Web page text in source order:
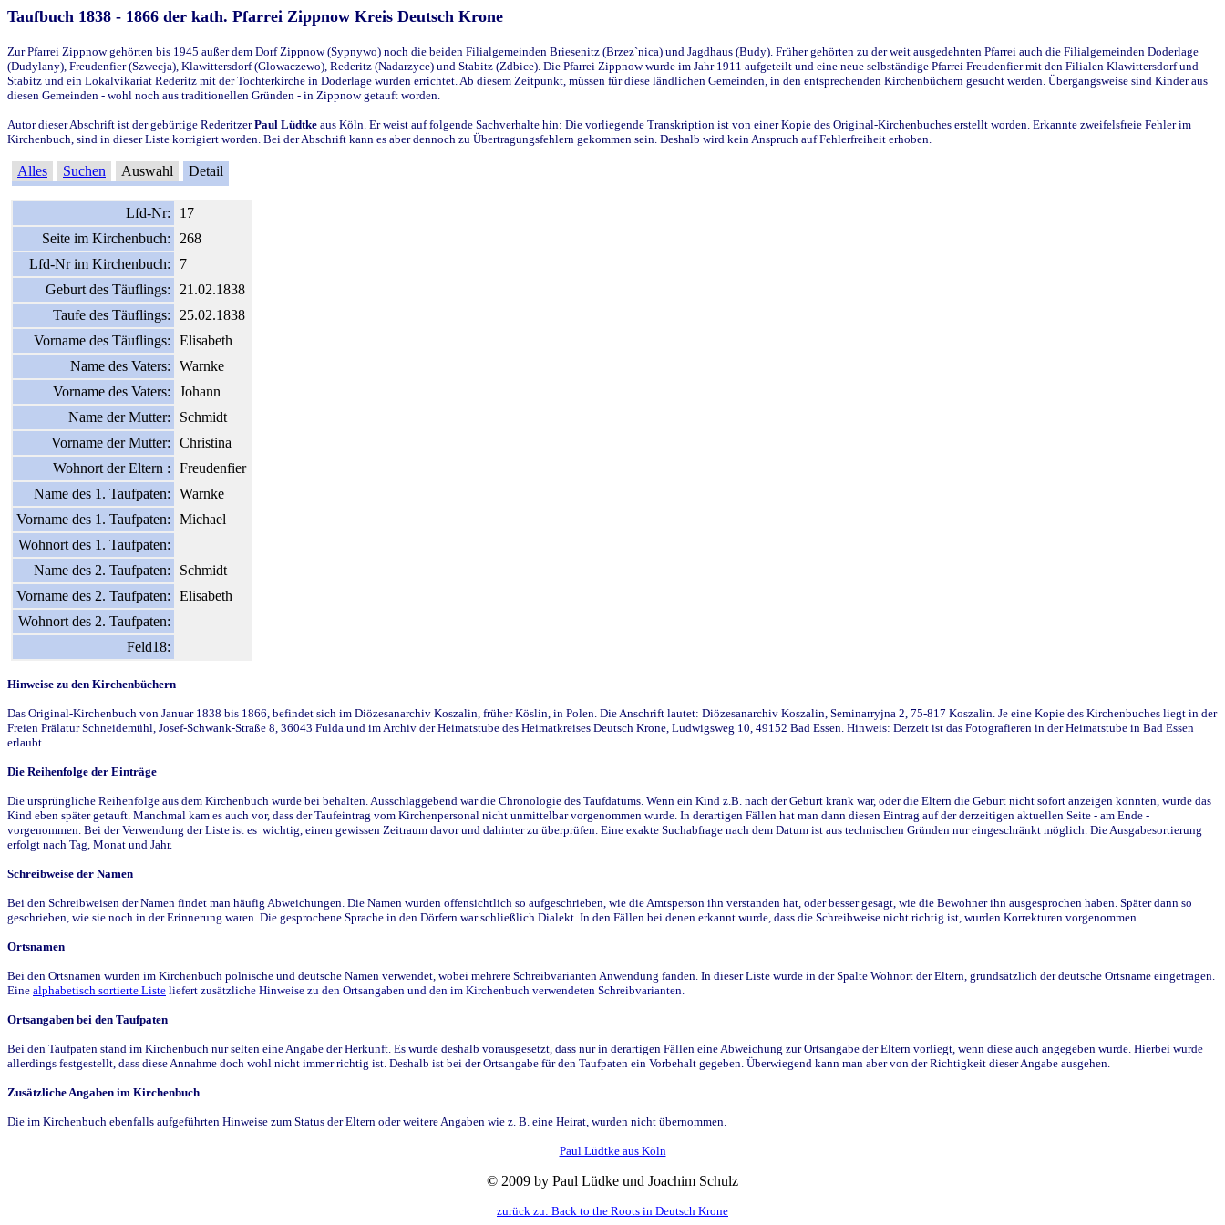
Taufbuch 1838 - 1866 der kath. Pfarrei Zippnow Kreis Deutsch Krone
Zur Pfarrei Zippnow gehörten bis 1945 außer dem Dorf Zippnow (Sypnywo) noch die beiden Filialgemeinden Briesenitz (Brzez`nica) und Jagdhaus (Budy). Früher gehörten zu der weit ausgedehnten Pfarrei auch die Filialgemeinden Doderlage
(Dudylany), Freudenfier (Szwecja), Klawittersdorf (Glowaczewo), Rederitz (Nadarzyce) und Stabitz (Zdbice). Die Pfarrei Zippnow wurde im Jahr 1911 aufgeteilt und eine neue selbständige Pfarrei Freudenfier mit den Filialen Klawittersdorf und
Stabitz und ein Lokalvikariat Rederitz mit der Tochterkirche in Doderlage wurden errichtet. Ab diesem Zeitpunkt, müssen für diese ländlichen Gemeinden, in den entsprechenden Kirchenbüchern gesucht werden. Übergangsweise sind Kinder aus
diesen Gemeinden - wohl noch aus traditionellen Gründen - in Zippnow getauft worden.
Autor dieser Abschrift ist der gebürtige RederitzerPaul Lüdtke aus Köln. Er weist auf folgende Sachverhalte hin: Die vorliegende Transkription ist von einer Kopie des Original-Kirchenbuches erstellt worden. Erkannte zweifelsfreie Fehler im
Kirchenbuch, sind in dieser Liste korrigiert worden. Bei der Abschrift kann es aber dennoch zu Übertragungsfehlern gekommen sein. Deshalb wird kein Anspruch auf Fehlerfreiheit erhoben.
Alles Suchen Auswahl Detail
Lfd-Nr:
17
Seite im Kirchenbuch:
268
Lfd-Nr im Kirchenbuch:
7
Geburt des Täuflings:
21.02.1838
Taufe des Täuflings:
25.02.1838
Vorname des Täuflings:
Elisabeth
Name des Vaters:
Warnke
Vorname des Vaters:
Johann
Name der Mutter:
Schmidt
Vorname der Mutter:
Christina
Wohnort der Eltern :
Freudenfier
Name des 1. Taufpaten:
Warnke
Vorname des 1. Taufpaten:
Michael
Wohnort des 1. Taufpaten:
Name des 2. Taufpaten:
Schmidt
Vorname des 2. Taufpaten:
Elisabeth
Wohnort des 2. Taufpaten:
Feld18:
Hinweise zu den Kirchenbüchern
Das Original-Kirchenbuch von Januar 1838 bis 1866, befindet sich im Diözesanarchiv Koszalin, früher Köslin, in Polen. Die Anschrift lautet: Diözesanarchiv Koszalin, Seminarryjna 2, 75-817 Koszalin. Je eine Kopie des Kirchenbuches liegt in der
Freien Prälatur Schneidemühl, Josef-Schwank-Straße 8, 36043 Fulda und im Archiv der Heimatstube des Heimatkreises Deutsch Krone, Ludwigsweg 10, 49152 Bad Essen. Hinweis: Derzeit ist das Fotografieren in der Heimatstube in Bad Essen
erlaubt.
Die Reihenfolge der Einträge
Die ursprüngliche Reihenfolge aus dem Kirchenbuch wurde bei behalten. Ausschlaggebend war die Chronologie des Taufdatums. Wenn ein Kind z.B. nach der Geburt krank war, oder die Eltern die Geburt nicht sofort anzeigen konnten, wurde das
Kind eben später getauft. Manchmal kam es auch vor, dass der Taufeintrag vom Kirchenpersonal nicht unmittelbar vorgenommen wurde. In derartigen Fällen hat man dann diesen Eintrag auf der derzeitigen aktuellen Seite - am Ende -
vorgenommen. Bei der Verwendung der Liste ist es wichtig, einen gewissen Zeitraum davor und dahinter zu überprüfen. Eine exakte Suchabfrage nach dem Datum ist aus technischen Gründen nur eingeschränkt möglich. Die Ausgabesortierung
erfolgt nach Tag, Monat und Jahr.
Schreibweise der Namen
Bei den Schreibweisen der Namen findet man häufig Abweichungen. Die Namen wurden offensichtlich so aufgeschrieben, wie die Amtsperson ihn verstanden hat, oder besser gesagt, wie die Bewohner ihn ausgesprochen haben. Später dann so
geschrieben, wie sie noch in der Erinnerung waren. Die gesprochene Sprache in den Dörfern war schließlich Dialekt. In den Fällen bei denen erkannt wurde, dass die Schreibweise nicht richtig ist, wurden Korrekturen vorgenommen.
Ortsnamen
Bei den Ortsnamen wurden im Kirchenbuch polnische und deutsche Namen verwendet, wobei mehrere Schreibvarianten Anwendung fanden. In dieser Liste wurde in der Spalte Wohnort der Eltern, grundsätzlich der deutsche Ortsname eingetragen.
Eine alphabetisch sortierte Liste liefert zusätzliche Hinweise zu den Ortsangaben und den im Kirchenbuch verwendeten Schreibvarianten.
Ortsangaben bei den Taufpaten
Bei den Taufpaten stand im Kirchenbuch nur selten eine Angabe der Herkunft. Es wurde deshalb vorausgesetzt, dass nur in derartigen Fällen eine Abweichung zur Ortsangabe der Eltern vorliegt, wenn diese auch angegeben wurde. Hierbei wurde
allerdings festgestellt, dass diese Annahme doch wohl nicht immer richtig ist. Deshalb ist bei der Ortsangabe für den Taufpaten ein Vorbehalt gegeben. Überwiegend kann man aber von der Richtigkeit dieser Angabe ausgehen.
Zusätzliche Angaben im Kirchenbuch
Die im Kirchenbuch ebenfalls aufgeführten Hinweise zum Status der Eltern oder weitere Angaben wie z. B. eine Heirat, wurden nicht übernommen.
Paul Lüdtke aus Köln
© 2009 by Paul Lüdke und Joachim Schulz
zurück zu: Back to the Roots in Deutsch Krone